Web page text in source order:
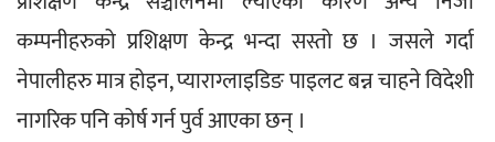
कम्पनीहरुको प्रशिक्षण केन्द्र भन्दा सस्तो छ । जसले गर्दा
नेपालीहरु मात्र होइन, प्याराग्लाइडिङ पाइलट बन्न चाहने विदेशी
नागरिक पनि कोर्ष गर्न पुर्व आएका छन् ।